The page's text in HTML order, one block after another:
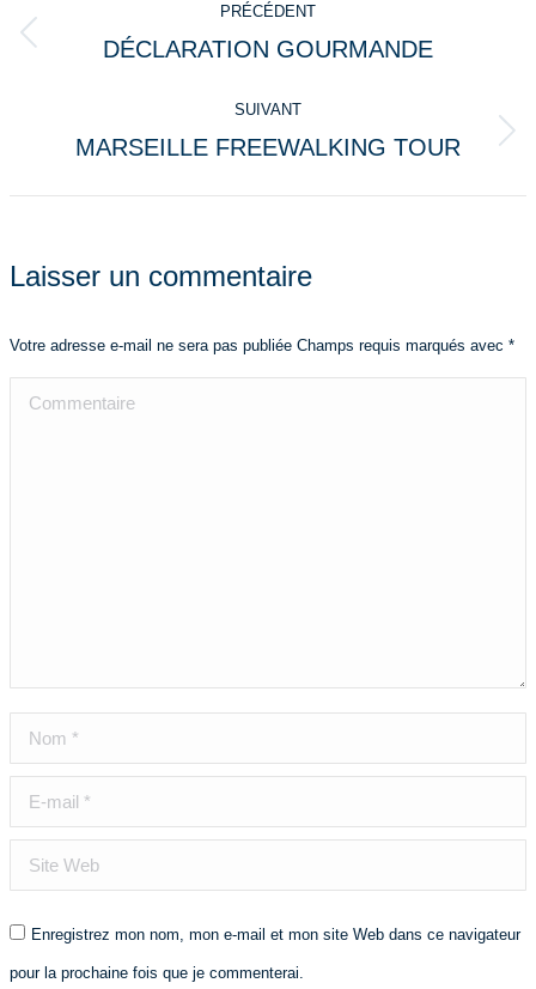
de
commentaire
PRÉCÉDENT
Onglet
DÉCLARATION GOURMANDE
SUIVANT
Projets
MARSEILLE FREEWALKING TOUR
Laisser un commentaire
Votre adresse e-mail ne sera pas publiée Champs requis marqués avec *
Commentaire
Nom *
E-mail *
Site Web
Enregistrez mon nom, mon e-mail et mon site Web dans ce navigateur
pour la prochaine fois que je commenterai.